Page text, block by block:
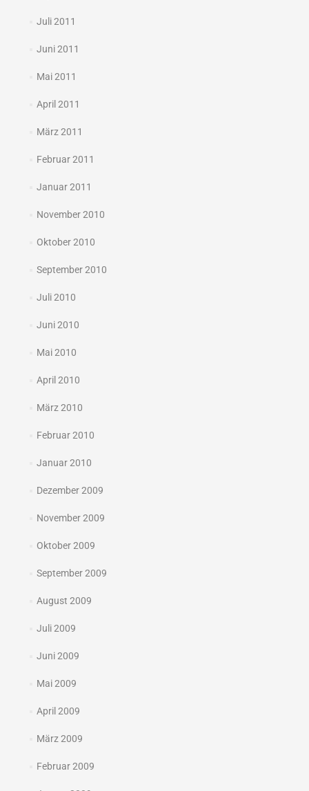
Juli 2011
Juni 2011
Mai 2011
April 2011
März 2011
Februar 2011
Januar 2011
November 2010
Oktober 2010
September 2010
Juli 2010
Juni 2010
Mai 2010
April 2010
März 2010
Februar 2010
Januar 2010
Dezember 2009
November 2009
Oktober 2009
September 2009
August 2009
Juli 2009
Juni 2009
Mai 2009
April 2009
März 2009
Februar 2009